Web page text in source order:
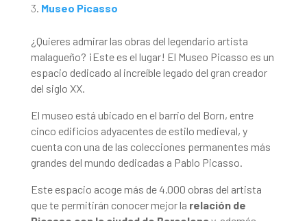
Museo Picasso
¿Quieres admirar las obras del legendario artista
malagueño? ¡Este es el lugar! El Museo Picasso es un
espacio dedicado al increíble legado del gran creador
del siglo XX.
El museo está ubicado en el barrio del Born, entre
cinco edificios adyacentes de estilo medieval, y
cuenta con una de las colecciones permanentes más
grandes del mundo dedicadas a Pablo Picasso.
Este espacio acoge más de 4.000 obras del artista
que te permitirán conocer mejor la relación de